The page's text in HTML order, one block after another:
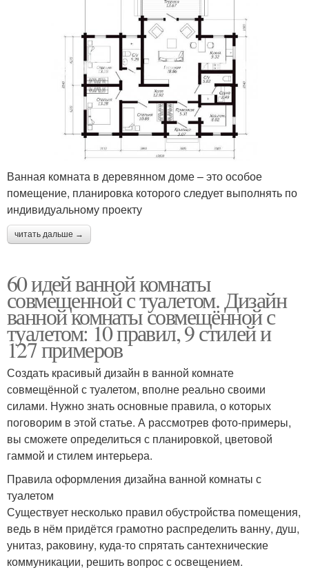
Ванная комната в деревянном доме – это особое
помещение, планировка которого следует выполнять по
индивидуальному проекту
читать дальше →
60 идей ванной комнаты
совмещенной с туалетом. Дизайн
ванной комнаты совмещённой с
туалетом: 10 правил, 9 стилей и
127 примеров
Создать красивый дизайн в ванной комнате
совмещённой с туалетом, вполне реально своими
силами. Нужно знать основные правила, о которых
поговорим в этой статье. А рассмотрев фото-примеры,
вы сможете определиться с планировкой, цветовой
гаммой и стилем интерьера.
Правила оформления дизайна ванной комнаты с
туалетом
Существует несколько правил обустройства помещения,
ведь в нём придётся грамотно распределить ванну, душ,
унитаз, раковину, куда-то спрятать сантехнические
коммуникации, решить вопрос с освещением.